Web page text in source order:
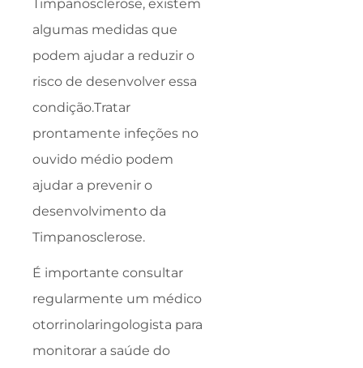
Timpanosclerose, existem
algumas medidas que
podem ajudar a reduzir o
risco de desenvolver essa
condição.Tratar
prontamente infeções no
ouvido médio podem
ajudar a prevenir o
desenvolvimento da
Timpanosclerose.
É importante consultar
regularmente um médico
otorrinolaringologista para
monitorar a saúde do